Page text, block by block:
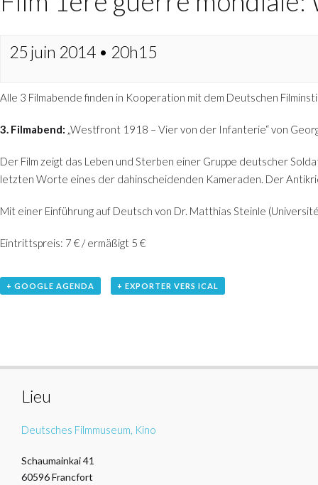
25 juin 2014 • 20h15
Alle 3 Filmabende finden in Kooperation mit dem Deutschen
3. Filmabend: „Westfront 1918 – Vier von der Infanterie“ von
Der Film zeigt das Leben und Sterben einer Gruppe deutscher
letzten Worte eines der dahinscheidenden Kameraden. Der
Mit einer Einführung auf Deutsch von Dr. Matthias Steinle
Eintrittspreis: 7 € / ermäßigt 5 €
+ GOOGLE AGENDA + EXPORTER VERS ICAL
Lieu
Deutsches Filmmuseum, Kino
Schaumainkai 41
60596Francfort